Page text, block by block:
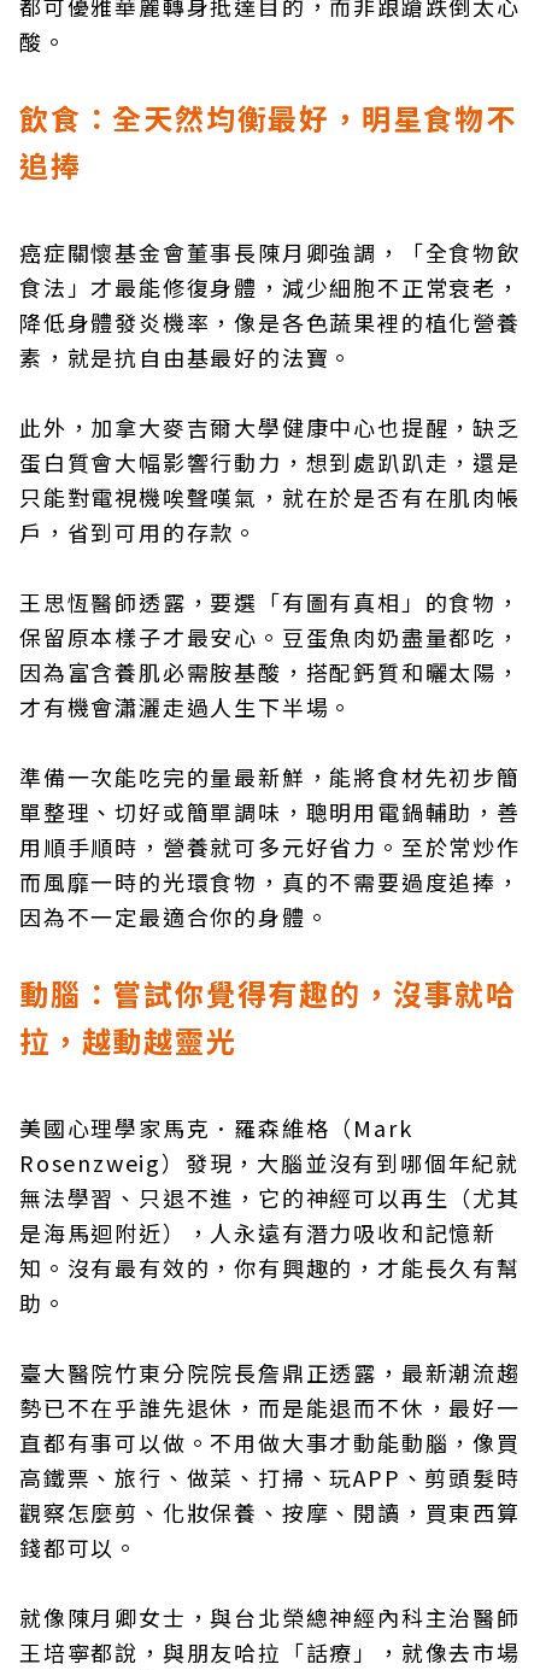
酸。
飲食：全天然均衡最好，明星食物不
追捧
癌症關懷基金會董事長陳月卿強調，「全食物飲
食法」才最能修復身體，減少細胞不正常衰老，
降低身體發炎機率，像是各色蔬果裡的植化營養
素，就是抗自由基最好的法寶。
此外，加拿大麥吉爾大學健康中心也提醒，缺乏
蛋白質會大幅影響行動力，想到處趴趴走，還是
只能對電視機唉聲嘆氣，就在於是否有在肌肉帳
戶，省到可用的存款。
王思恆醫師透露，要選「有圖有真相」的食物，
保留原本樣子才最安心。豆蛋魚肉奶盡量都吃，
因為富含養肌必需胺基酸，搭配鈣質和曬太陽，
才有機會瀟灑走過人生下半場。
準備一次能吃完的量最新鮮，能將食材先初步簡
單整理、切好或簡單調味，聰明用電鍋輔助，善
用順手順時，營養就可多元好省力。至於常炒作
而風靡一時的光環食物，真的不需要過度追捧，
因為不一定最適合你的身體。
動腦：嘗試你覺得有趣的，沒事就哈
拉，越動越靈光
美國心理學家馬克．羅森維格（Mark
Rosenzweig）發現，大腦並沒有到哪個年紀就
無法學習、只退不進，它的神經可以再生（尤其
是海馬迴附近），人永遠有潛力吸收和記憶新
知。沒有最有效的，你有興趣的，才能長久有幫
助。
臺大醫院竹東分院院長詹鼎正透露，最新潮流趨
勢已不在乎誰先退休，而是能退而不休，最好一
直都有事可以做。不用做大事才動能動腦，像買
高鐵票、旅行、做菜、打掃、玩APP、剪頭髮時
觀察怎麼剪、化妝保養、按摩、閱讀，買東西算
錢都可以。
就像陳月卿女士，與台北榮總神經內科主治醫師
王培寧都說，與朋友哈拉「話療」，就像去市場